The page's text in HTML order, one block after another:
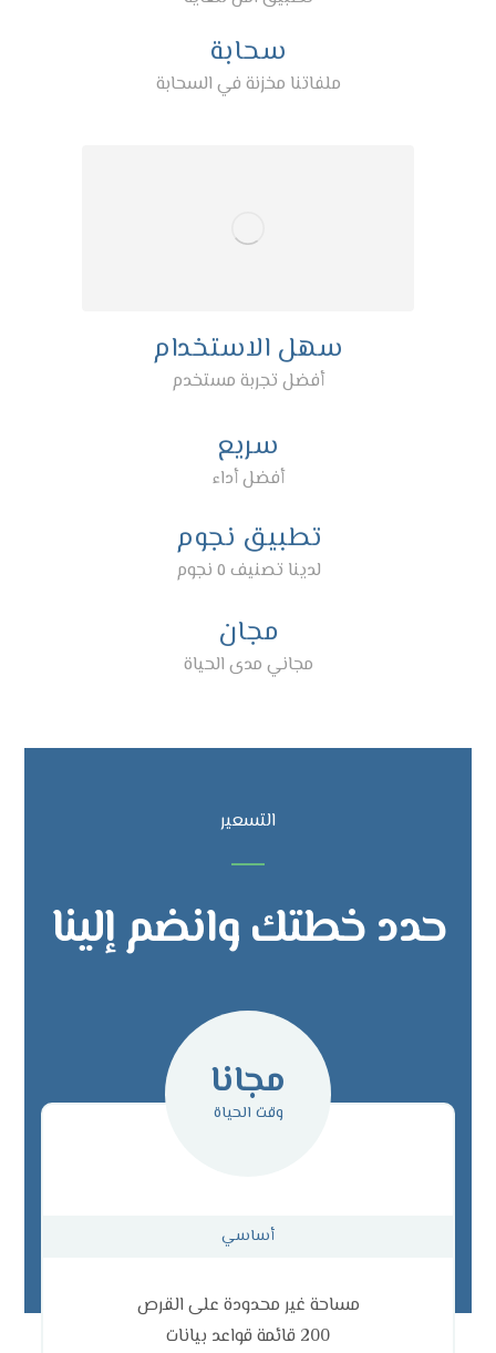
سحابة
ملفاتنا مخزنة في السحابة
سهل الاستخدام
أفضل تجربة مستخدم
سريع
أفضل أداء
تطبیق نجوم
لدينا تصنيف ٥ نجوم
مجان
مجاني مدى الحياة
التسعير
حدد خطتك وانضم إلينا
أساسي
مساحة غير محدودة على القرص
200 قائمة قواعد بيانات
مجانا
وقت الحياة